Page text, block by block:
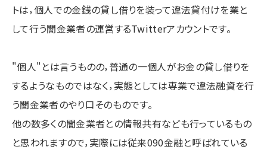
トは，個人での金銭の貸し借りを装って違法貸付けを業と
して行う闇金業者の運営するTwitterアカウントです。
"個人"とは言うものの，普通の一個人がお金の貸し借りを
するようなものではなく，実態としては専業で違法融資を行
う闇金業者のやり口そのものです。
他の数多くの闇金業者との情報共有なども行っているもの
と思われますので，実際には従来090金融と呼ばれている